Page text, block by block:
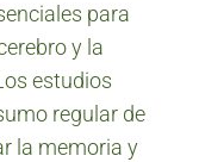
para
y la
estudios
regular de
la memoria y